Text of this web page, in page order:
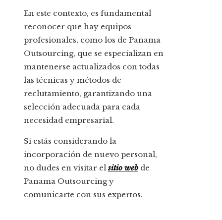
En este contexto, es fundamental
reconocer que hay equipos
profesionales, como los de Panama
Outsourcing, que se especializan en
mantenerse actualizados con todas
las técnicas y métodos de
reclutamiento, garantizando una
selección adecuada para cada
necesidad empresarial.
Si estás considerando la
incorporación de nuevo personal,
no dudes en visitar elsitio web de
Panama Outsourcing y
comunicarte con sus expertos.